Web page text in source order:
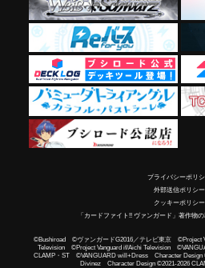
プライバシーポリ
外部送信ポリシー
クッキーポリシー
「カードファイト!! ヴァンガード」著作物
©Bushiroad ©ヴァンガードG2016／テレビ東京 ©Project
Television ©Project Vanguard if/Aichi Television
CLAMP・ST ©VANGUARD will+Dress Character
Divinez Character Design ©2021-2026